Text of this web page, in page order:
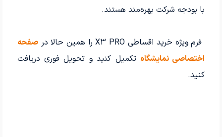
با بودجه شرکت بهره‌مند هستند.
فرم ویژه خرید اقساطی X3 PRO را همین حالا در
صفحه
اختصاصی نمایشگاه تکمیل کنید و تحویل فوری دریافت
کنید.